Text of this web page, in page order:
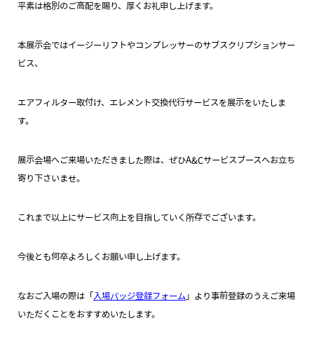
平素は格別のご高配を賜り、厚くお礼申し上げます。
本展示会ではイージーリフトやコンプレッサーのサブスクリプションサー
ビス、
エアフィルター取付け、エレメント交換代行サービスを展示をいたしま
す。
展示会場へご来場いただきました際は、ぜひA&Cサービスブースへお立ち
寄り下さいませ。
これまで以上にサービス向上を目指していく所存でございます。
今後とも何卒よろしくお願い申し上げます。
なおご入場の際は「 入場バッジ登録フォーム 」より事前登録のうえご来場
いただくことをおすすめいたします。